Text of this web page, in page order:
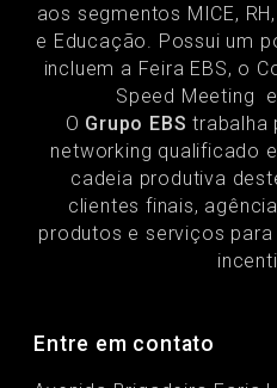
aos segmentos MICE,
e Educação. Possui um
incluem a Feira EBS, o
Speed Meeting
O Grupo EBS trabalha
networking qualificado
cadeia produtiva
clientes finais,
produtos e serviços
Entre em contato